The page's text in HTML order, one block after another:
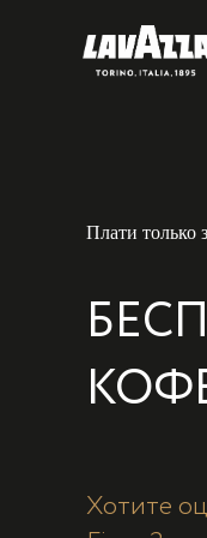
Хотите
Плати только